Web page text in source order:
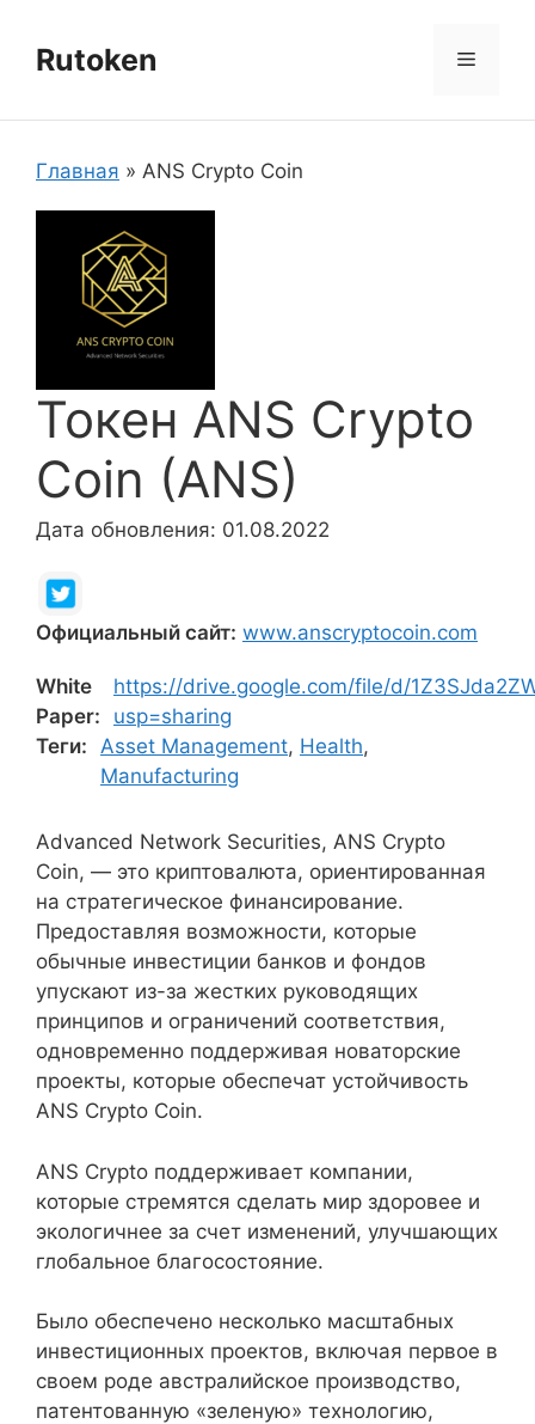
содержимому
Rutoken Меню
Главная » ANS Crypto Coin
Токен ANS Crypto
Coin (ANS)
Дата обновления: 01.08.2022
Официальный сайт: www.anscryptocoin.com
White
Paper:
https://drive.google.com/file/d/
usp=sharing
Теги: Asset Management, Health,
Manufacturing
Advanced Network Securities, ANS Crypto
Coin, — это криптовалюта, ориентированная
на стратегическое финансирование.
Предоставляя возможности, которые
обычные инвестиции банков и фондов
упускают из-за жестких руководящих
принципов и ограничений соответствия,
одновременно поддерживая новаторские
проекты, которые обеспечат устойчивость
ANS Crypto Coin.
ANS Crypto поддерживает компании,
которые стремятся сделать мир здоровее и
экологичнее за счет изменений, улучшающих
глобальное благосостояние.
Было обеспечено несколько масштабных
инвестиционных проектов, включая первое в
своем роде австралийское производство,
патентованную «зеленую» технологию,